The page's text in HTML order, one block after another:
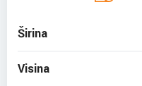
Širina
Visina